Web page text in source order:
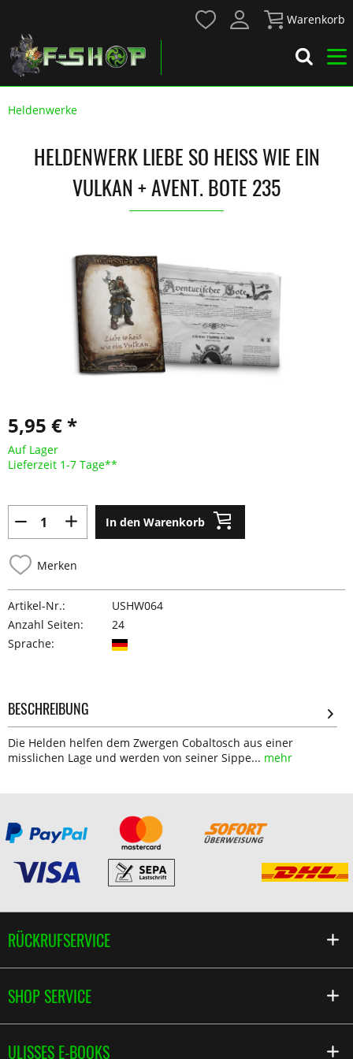
Warenkorb
Heldenwerke
HELDENWERK LIEBE SO HEISS WIE EIN V
ULKAN + AVENT. BOTE 235
5,95 € *
Auf Lager
Lieferzeit 1-7 Tage**
In den Warenkorb
Merken
Artikel-Nr.:
USHW064
Anzahl Seiten:
24
Sprache:
BESCHREIBUNG
Die Helden helfen dem Zwergen Cobaltosch aus einer
misslichen Lage und werden von seiner Sippe... mehr
RÜCKRUFSERVICE
SHOP SERVICE
ULISSES E-BOOKS